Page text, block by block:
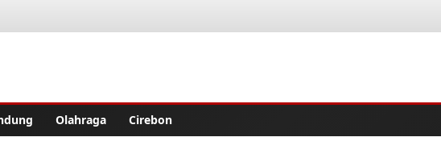
Olahraga Cirebon